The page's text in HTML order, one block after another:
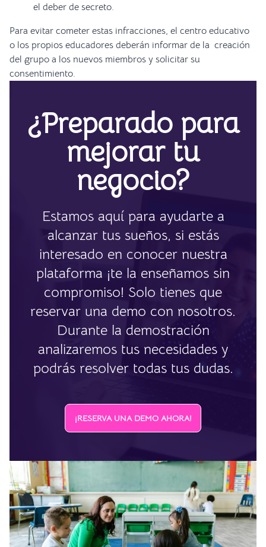
el deber de secreto.
Para evitar cometer estas infracciones, el centro educativo
o los propios educadores deberán informar de la creación
del grupo a los nuevos miembros y solicitar su
consentimiento.
¿Preparado para
mejorar tu
negocio?
Estamos aquí para ayudarte a
alcanzar tus sueños, si estás
interesado en conocer nuestra
plataforma ¡te la enseñamos sin
compromiso! Solo tienes que
reservar una demo con nosotros.
Durante la demostración
analizaremos tus necesidades y
podrás resolver todas tus dudas.
¡RESERVA UNA DEMO AHORA!